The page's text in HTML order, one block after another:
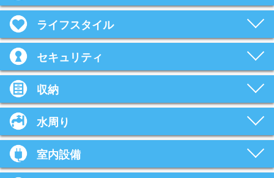
ライフスタイル
セキュリティ
収納
水周り
室内設備